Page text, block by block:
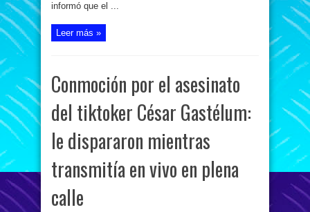
informó que el ...
Leer más »
Conmoción por el asesinato
del tiktoker César Gastélum:
le dispararon mientras
transmitía en vivo en plena
calle